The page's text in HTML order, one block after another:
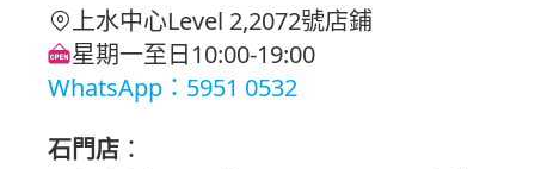
上水中心Level 2,2072號店鋪
星期一至日10:00-19:00
WhatsApp：5951 0532
石門店 ：